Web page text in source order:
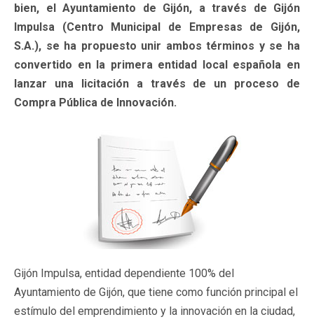
bien, el Ayuntamiento de Gijón, a través de Gijón
Impulsa (Centro Municipal de Empresas de Gijón,
S.A.), se ha propuesto unir ambos términos y se ha
convertido en la primera entidad local española en
lanzar una licitación a través de un proceso de
Compra Pública de Innovación.
Gijón Impulsa, entidad dependiente 100% del
Ayuntamiento de Gijón, que tiene como función principal el
estímulo del emprendimiento y la innovación en la ciudad,